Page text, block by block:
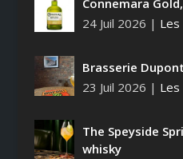
24 Juil 2026 |
Brasserie
23 Juil 2026 |
The Speyside
whisky